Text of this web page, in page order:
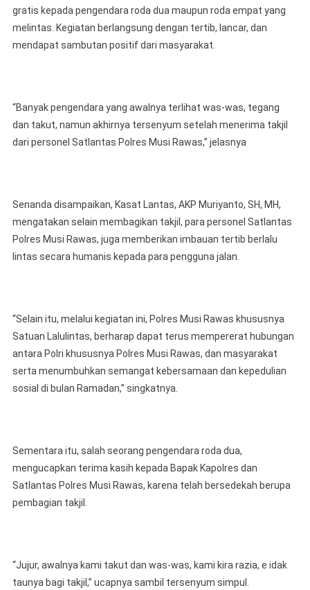
gratis kepada pengendara roda dua maupun roda empat yang
melintas. Kegiatan berlangsung dengan tertib, lancar, dan
mendapat sambutan positif dari masyarakat.
“Banyak pengendara yang awalnya terlihat was-was, tegang
dan takut, namun akhirnya tersenyum setelah menerima takjil
dari personel Satlantas Polres Musi Rawas,” jelasnya
Senanda disampaikan, Kasat Lantas, AKP Muriyanto, SH, MH,
mengatakan selain membagikan takjil, para personel Satlantas
Polres Musi Rawas, juga memberikan imbauan tertib berlalu
lintas secara humanis kepada para pengguna jalan.
“Selain itu, melalui kegiatan ini, Polres Musi Rawas khususnya
Satuan Lalulintas, berharap dapat terus mempererat hubungan
antara Polri khususnya Polres Musi Rawas, dan masyarakat
serta menumbuhkan semangat kebersamaan dan kepedulian
sosial di bulan Ramadan,” singkatnya.
Sementara itu, salah seorang pengendara roda dua,
mengucapkan terima kasih kepada Bapak Kapolres dan
Satlantas Polres Musi Rawas, karena telah bersedekah berupa
pembagian takjil.
“Jujur, awalnya kami takut dan was-was, kami kira razia, e idak
taunya bagi takjil,” ucapnya sambil tersenyum simpul.